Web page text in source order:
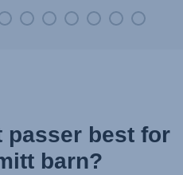
passer best for
barn?